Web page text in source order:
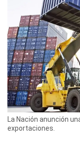
La Nación anunción
exportaciones.